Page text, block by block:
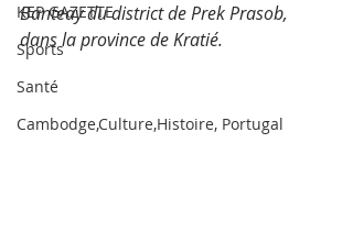
KEP GAZETTE
Sports
Santé
Cambodge,Culture,Histoire, Portugal
Banteay du district de Prek Prasob,
dans la province de Kratié.